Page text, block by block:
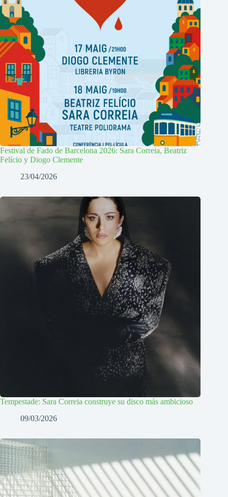
Festival de Fado de Barcelona 2026: Sara Correia, Beatriz
Felício y Diogo Clemente
23/04/2026
Tempestade: Sara Correia construye su disco más ambicioso
09/03/2026